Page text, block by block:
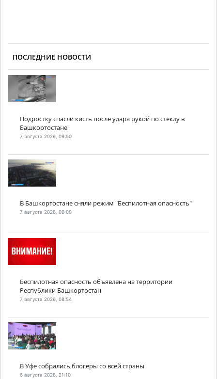
ПОСЛЕДНИЕ НОВОСТИ
Подростку спасли кисть после удара рукой по стеклу в
Башкортостане
7 августа 2026, 09:50
В Башкортостане сняли режим "Беспилотная опасность"
7 августа 2026, 09:09
Беспилотная опасность объявлена на территории
Республики Башкортостан
7 августа 2026, 08:54
В Уфе собрались блогеры со всей страны
6 августа 2026, 21:10